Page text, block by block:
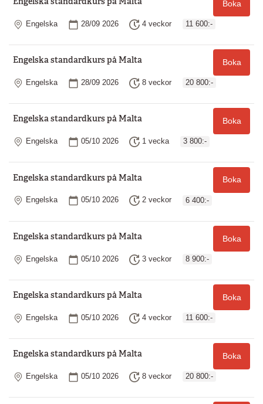
Boka
Plats
Engelska Startdatum
28/09 2026 Längd
4 veckor 11 600:-
Engelska standardkurs på Malta Boka
Plats
Engelska Startdatum
28/09 2026 Längd
8 veckor 20 800:-
Engelska standardkurs på Malta Boka
Plats
Engelska Startdatum
05/10 2026 Längd
1 vecka 3 800:-
Engelska standardkurs på Malta Boka
Plats
Engelska Startdatum
05/10 2026 Längd
2 veckor 6 400:-
Engelska standardkurs på Malta Boka
Plats
Engelska Startdatum
05/10 2026 Längd
3 veckor 8 900:-
Engelska standardkurs på Malta Boka
Plats
Engelska Startdatum
05/10 2026 Längd
4 veckor 11 600:-
Engelska standardkurs på Malta Boka
Plats
Engelska Startdatum
05/10 2026 Längd
8 veckor 20 800:-